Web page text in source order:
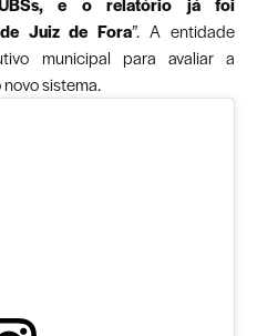
Juiz de Fora”. A entidade
municipal para avaliar a
sistema.